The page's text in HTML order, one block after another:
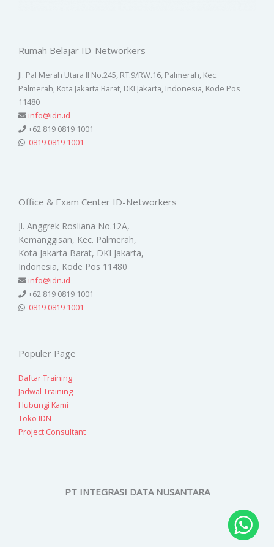
Rumah Belajar ID-Networkers
Jl. Pal Merah Utara II No.245, RT.9/RW.16, Palmerah, Kec.
Palmerah, Kota Jakarta Barat, DKI Jakarta, Indonesia, Kode Pos
11480
info@idn.id
+62 819 0819 1001
0819 0819 1001
Office & Exam Center ID-Networkers
Jl. Anggrek Rosliana No.12A,
Kemanggisan, Kec. Palmerah,
Kota Jakarta Barat, DKI Jakarta,
Indonesia, Kode Pos 11480
info@idn.id
+62 819 0819 1001
0819 0819 1001
Populer Page
Daftar Training
Jadwal Training
Hubungi Kami
Toko IDN
Project Consultant
PT INTEGRASI DATA NUSANTARA